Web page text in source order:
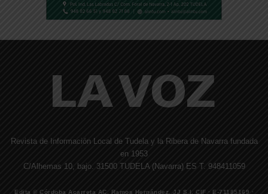
Revista de Información Local de Tudela y la Ribera de Navarra fundada
en 1953
C/Alhemas 10, bajo. 31500 TUDELA (Navarra) ES T. 948411059
Edita © Córdoba Acarreta AC, Ramos Hernández, JJ S.I. CIF · E-71185169 ·